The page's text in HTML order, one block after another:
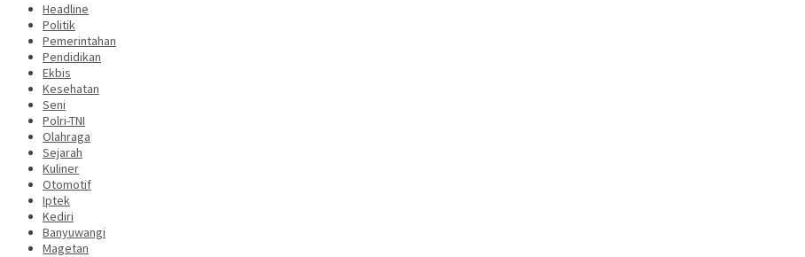
Headline
Politik
Pemerintahan
Pendidikan
Ekbis
Kesehatan
Seni
Polri-TNI
Olahraga
Sejarah
Kuliner
Otomotif
Iptek
Kediri
Banyuwangi
Magetan